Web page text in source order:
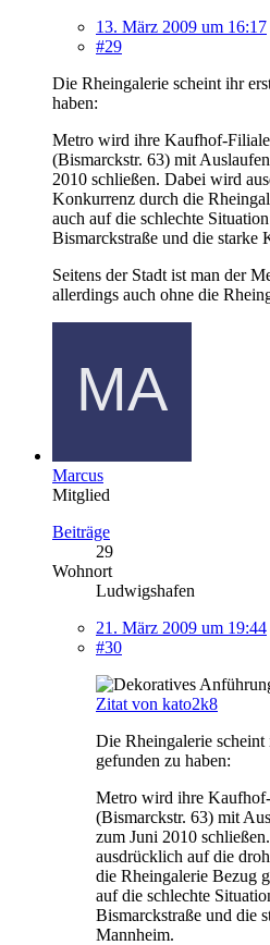
13. März 2009 um 16:17
#29
Die Rheingalerie scheint ihr
haben:
Metro wird ihre Kaufhof-
(Bismarckstr. 63) mit
2010 schließen. Dabei wird
Konkurrenz durch die
auch auf die schlechte
Bismarckstraße und die starke
Seitens der Stadt ist man der
allerdings auch ohne die
Marcus
Mitglied
Beiträge
29
Wohnort
Ludwigshafen
21. März 2009 um 19:44
#30
Zitat von kato2k8
Die Rheingalerie
gefunden zu haben:
Metro wird ihre
(Bismarckstr. 63) mit
zum Juni 2010
ausdrücklich auf die
die Rheingalerie Bezug
auf die schlechte
Bismarckstraße und die
Mannheim.